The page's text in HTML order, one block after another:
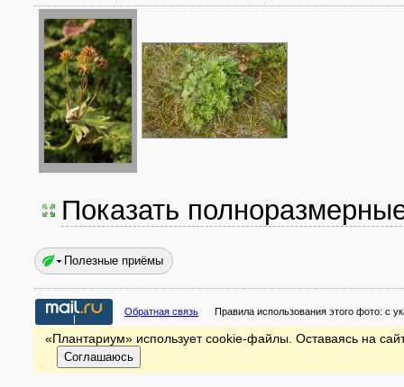
Показать
Полезные приёмы
Обратная связь Правила использования этого фото: с
«Плантариум» использует cookie-файлы. Оставаясь на
Соглашаюсь